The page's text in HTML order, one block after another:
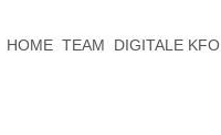
HOME TEAM DIGITALE KFO